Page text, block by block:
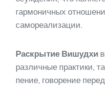
гармоничных
самореализации.
Раскрытие Вишудхи
различные практики,
пение, говорение